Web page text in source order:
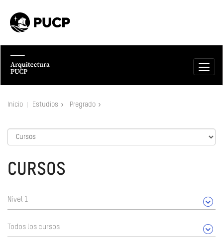
Inicio Estudios Pregrado
CURSOS
Nivel 1
Todos los cursos